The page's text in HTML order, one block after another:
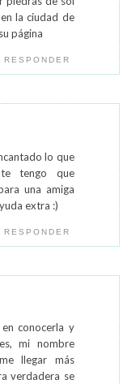
la ciudad de
página
RESPONDER
lo que
tengo que
una amiga
extra :)
RESPONDER
conocerla y
mi nombre
llegar más
verdadera se